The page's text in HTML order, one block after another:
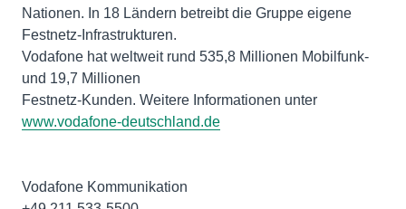
Nationen. In 18 Ländern betreibt die Gruppe eigene
Festnetz-Infrastrukturen.
Vodafone hat weltweit rund 535,8 Millionen Mobilfunk-
und 19,7 Millionen
Festnetz-Kunden. Weitere Informationen unter
www.vodafone-deutschland.de
Vodafone Kommunikation